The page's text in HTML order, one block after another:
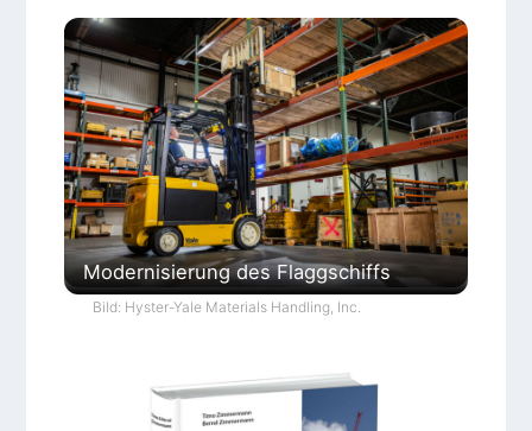
Modernisierung des Flaggschiffs
Bild: Hyster-Yale Materials Handling, Inc.